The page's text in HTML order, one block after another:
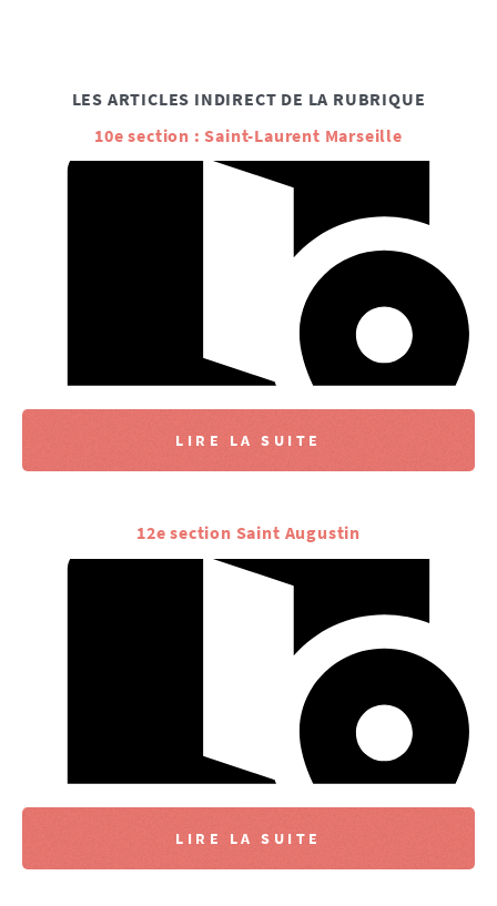
LES ARTICLES INDIRECT DE LA RUBRIQUE
10e section : Saint-Laurent Marseille
LIRE LA SUITE
12e section Saint Augustin
LIRE LA SUITE